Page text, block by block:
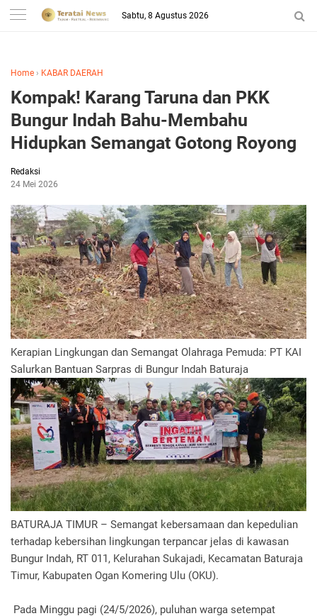
-->
Sabtu, 8 Agustus 2026
Home › KABAR DAERAH
Kompak! Karang Taruna dan PKK
Bungur Indah Bahu-Membahu
Hidupkan Semangat Gotong Royong
Redaksi
24 Mei 2026
Kerapian Lingkungan dan Semangat Olahraga Pemuda: PT KAI
Salurkan Bantuan Sarpras di Bungur Indah Baturaja
BATURAJA TIMUR – Semangat kebersamaan dan kepedulian
terhadap kebersihan lingkungan terpancar jelas di kawasan
Bungur Indah, RT 011, Kelurahan Sukajadi, Kecamatan Baturaja
Timur, Kabupaten Ogan Komering Ulu (OKU).
Pada Minggu pagi (24/5/2026), puluhan warga setempat